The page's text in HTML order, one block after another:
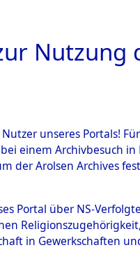
0002
Nutzung
unseres Portals!
einem Archivbesuch
der Arolsen Archives
Portal über NS-
in Gewerkschaften